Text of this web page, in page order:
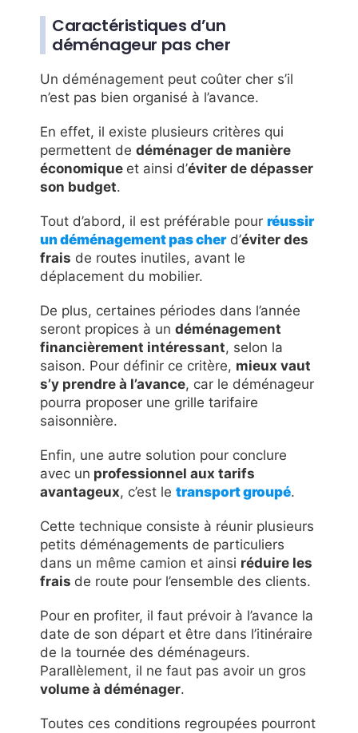
Caractéristiques d’un
déménageur pas cher
Un déménagement peut coûter cher s’il
n’est pas bien organisé à l’avance.
En effet, il existe plusieurs critères qui
permettent de déménager de manière
économique et ainsi d’éviter de dépasser
son budget.
Tout d’abord, il est préférable pour réussir
undéménagement pas cherd’éviter des
frais de routes inutiles, avant le
déplacement du mobilier.
De plus, certaines périodes dans l’année
seront propices à un déménagement
financièrement intéressant, selon la
saison. Pour définir ce critère, mieux vaut
s’y prendre à l’avance, car le déménageur
pourra proposer une grille tarifaire
saisonnière.
Enfin, une autre solution pour conclure
avec un professionnel aux tarifs
avantageux, c’est le transport groupé.
Cette technique consiste à réunir plusieurs
petits déménagements de particuliers
dans un même camion et ainsi réduire les
frais de route pour l’ensemble des clients.
Pour en profiter, il faut prévoir à l’avance la
date de son départ et être dans l’itinéraire
de la tournée des déménageurs.
Parallèlement, il ne faut pas avoir un gros
volume à déménager.
Toutes ces conditions regroupées pourront